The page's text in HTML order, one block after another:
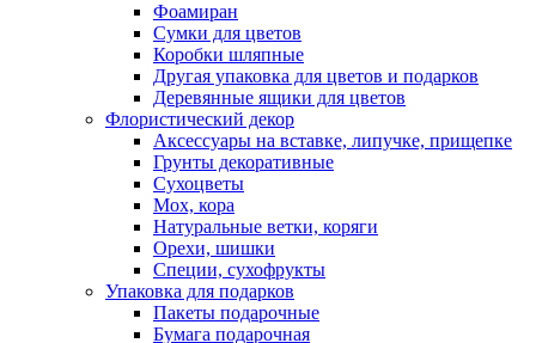
Фоамиран
Сумки для цветов
Коробки шляпные
Другая упаковка для цветов и подарков
Деревянные ящики для цветов
Флористический декор
Аксессуары на вставке, липучке, прищепке
Грунты декоративные
Сухоцветы
Мох, кора
Натуральные ветки, коряги
Орехи, шишки
Специи, сухофрукты
Упаковка для подарков
Пакеты подарочные
Бумага подарочная